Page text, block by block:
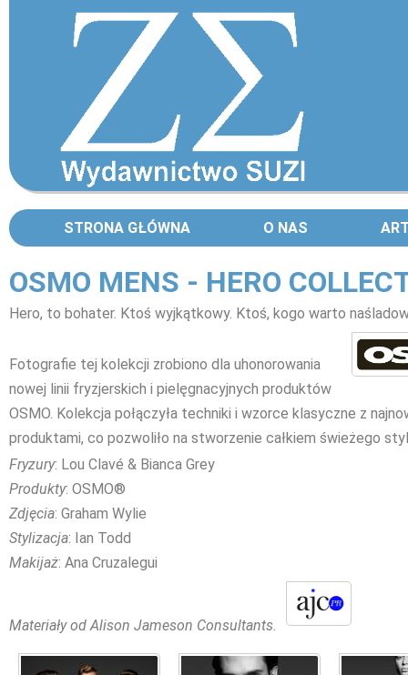
STRONA GŁÓWNA O NAS
OSMO MENS - HERO
Hero, to bohater. Ktoś wyjkątkowy. Ktoś, kogo warto
Fotografie tej kolekcji zrobiono dla uhonorowania
nowej linii fryzjerskich i pielęgnacyjnych produktów
OSMO. Kolekcja połączyła techniki i wzorce klasyczne z
produktami, co pozwoliło na stworzenie całkiem świeżego
Fryzury: Lou Clavé & Bianca Grey
Produkty: OSMO®
Zdjęcia: Graham Wylie
Stylizacja: Ian Todd
Makijaż: Ana Cruzalegui
Materiały od Alison Jameson Consultants.